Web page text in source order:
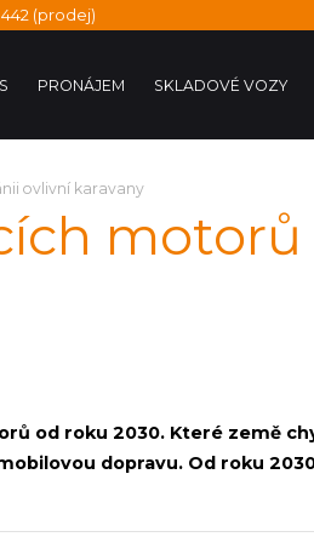
(prodej)
PRONÁJEM SKLADOVÉ VOZY
ovlivní karavany
od roku 2030. Které země
dopravu. Od roku